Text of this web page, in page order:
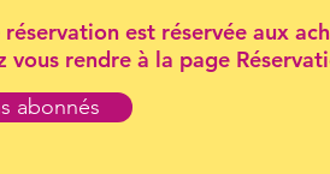
est réservée aux
rendre à la page
abonnés